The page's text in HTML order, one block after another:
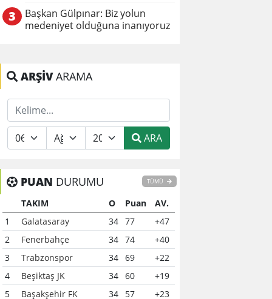
3
Başkan Gülpınar: Biz yolun
medeniyet olduğuna inanıyoruz
ARŞİVARAMA
ARA
PUAN DURUMU TÜMÜ
TAKIM O Puan
AV.
1
Galatasaray 34 77
+47
2
Fenerbahçe 34 74
+40
3
Trabzonspor 34 69
+22
4
Beşiktaş JK 34 60
+19
5
Başakşehir FK 34 57
+23